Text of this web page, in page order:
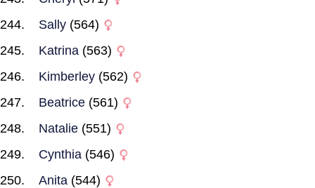
Sally (564)
Katrina (563)
Kimberley (562)
Beatrice (561)
Natalie (551)
Cynthia (546)
Anita (544)